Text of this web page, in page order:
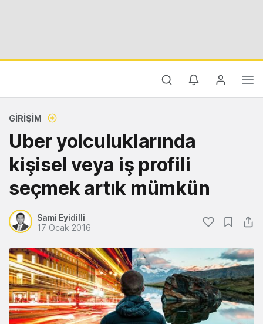
GIRIŞIM
Uber yolculuklarında
kişisel veya iş profili
seçmek artık mümkün
Sami Eyidilli
17 Ocak 2016